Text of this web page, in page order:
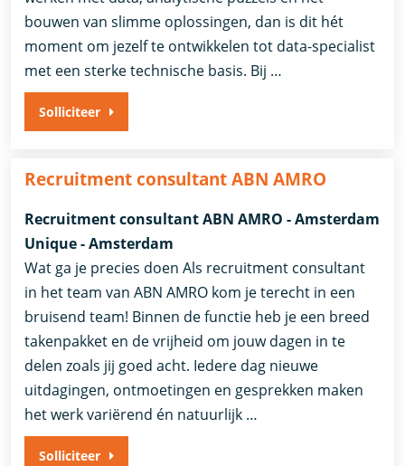
bouwen van slimme oplossingen, dan is dit hét
moment om jezelf te ontwikkelen tot data-specialist
met een sterke technische basis. Bij …
Solliciteer
Recruitment consultant ABN AMRO
Recruitment consultant ABN AMRO - Amsterdam
Unique - Amsterdam
Wat ga je precies doen Als recruitment consultant
in het team van ABN AMRO kom je terecht in een
bruisend team! Binnen de functie heb je een breed
takenpakket en de vrijheid om jouw dagen in te
delen zoals jij goed acht. Iedere dag nieuwe
uitdagingen, ontmoetingen en gesprekken maken
het werk variërend én natuurlijk …
Solliciteer